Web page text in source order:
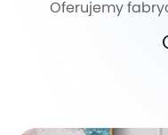
Oferujemy